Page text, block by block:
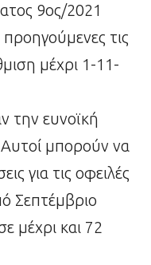
9ος/2021
τις
μέχρι 1-11-
την ευνοϊκή
μπορούν να
για τις οφειλές
Σεπτέμβριο
μέχρι και 72